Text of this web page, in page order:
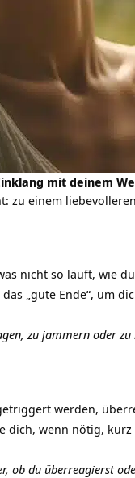
mit deinem
zu einem
nicht so läuft, wie
„gute Ende“, um
zu jammern oder
werden,
wenn nötig,
ob du überreagierst